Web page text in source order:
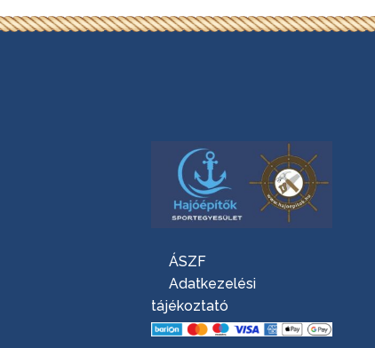
ÁSZF
Adatkezelési
tájékoztató